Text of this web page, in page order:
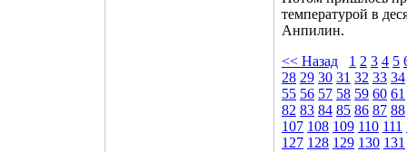
температурой в
Анпилин.
<< Назад
1 2 3 4 5
28 29 30 31 32 33 34
55 56 57 58 59 60 61
82 83 84 85 86 87 88
107 108 109 110 111
127 128 129 130 131